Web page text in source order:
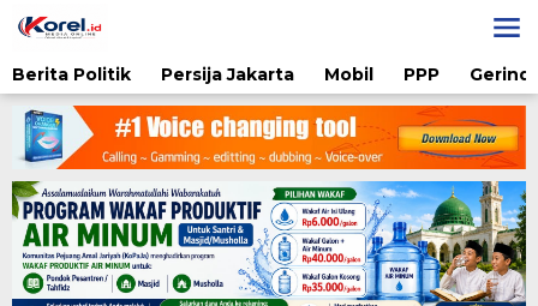
ke
Berita Politik
Persija Jakarta Mobil PPP